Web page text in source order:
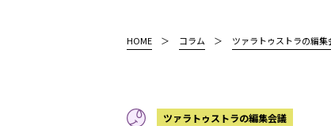
HOME コラム ツァラトゥストラの編集
ツァラトゥストラの編集会議